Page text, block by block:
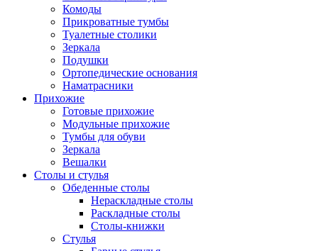
Комоды
Прикроватные тумбы
Туалетные столики
Зеркала
Подушки
Ортопедические основания
Наматрасники
Прихожие
Готовые прихожие
Модульные прихожие
Тумбы для обуви
Зеркала
Вешалки
Столы и стулья
Обеденные столы
Нераскладные столы
Раскладные столы
Столы-книжки
Стулья